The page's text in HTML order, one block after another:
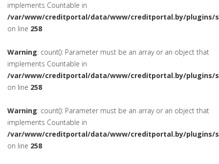
implements Countable in
/var/www/creditportal/data/www/creditportal.by/plugins/
on line 258
Warning: count(): Parameter must be an array or an object that
implements Countable in
/var/www/creditportal/data/www/creditportal.by/plugins/
on line 258
Warning: count(): Parameter must be an array or an object that
implements Countable in
/var/www/creditportal/data/www/creditportal.by/plugins/
on line 258